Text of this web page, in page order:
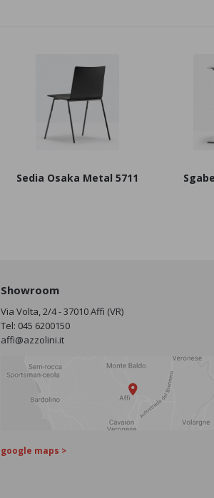
Sedia Osaka Metal 5711
Showroom
Via Volta, 2/4 - 37010 Affi (VR)
Tel: 045 6200150
affi@azzolini.it
google maps >